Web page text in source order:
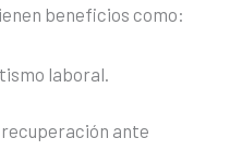
beneficios como:
laboral.
ante